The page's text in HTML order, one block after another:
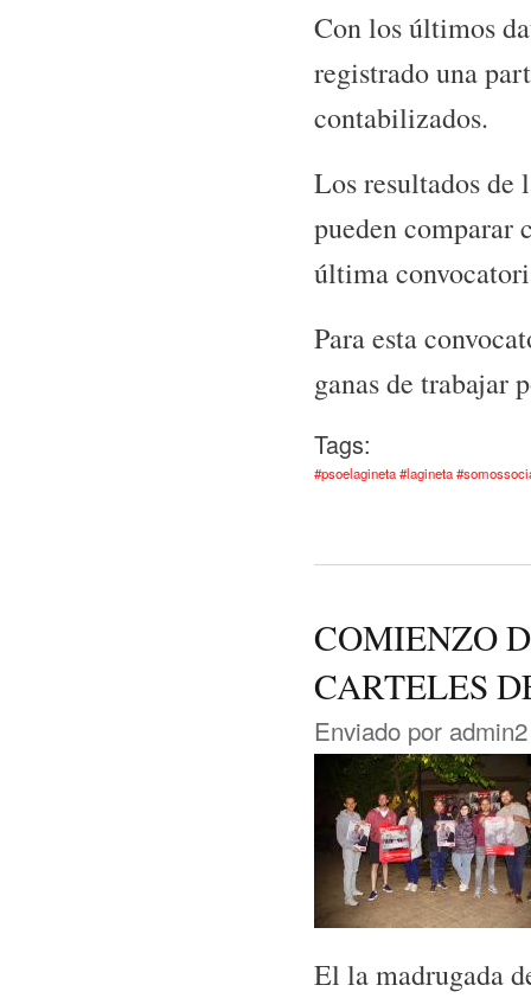
Con los últimos
registrado una
contabilizados.
Los resultados de
pueden comparar
última
Para esta
ganas de trabajar
Tags:
#psoelagineta #lagineta
COMIENZO
CARTELES
Enviado por admin2
El la madrugada